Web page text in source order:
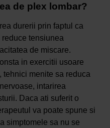
de plex lombar?
durerii prin faptul ca
tensiunea
de miscare.
in exercitii usoare
tehnici menite sa reduca
intarirea
Daca ati suferit o
va poate spune si
simptomele sa nu se